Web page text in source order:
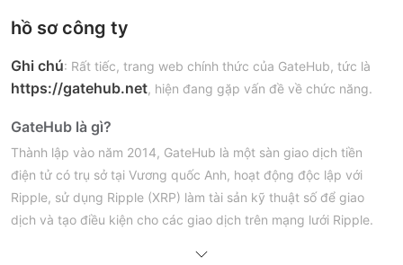
hồ sơ công ty
Ghi chú: Rất tiếc, trang web chính thức của GateHub, tức là
https://gatehub.net, hiện đang gặp vấn đề về chức năng.
GateHub là gì?
Thành lập vào năm 2014, GateHub là một sàn giao dịch tiền
điện tử có trụ sở tại Vương quốc Anh, hoạt động độc lập với
Ripple, sử dụng Ripple (XRP) làm tài sản kỹ thuật số để giao
dịch và tạo điều kiện cho các giao dịch trên mạng lưới Ripple.